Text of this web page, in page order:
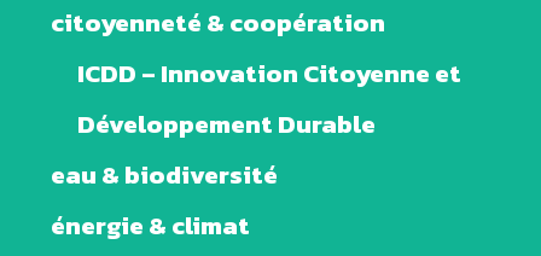
citoyenneté & coopération
ICDD – Innovation Citoyenne et
Développement Durable
eau & biodiversité
énergie & climat